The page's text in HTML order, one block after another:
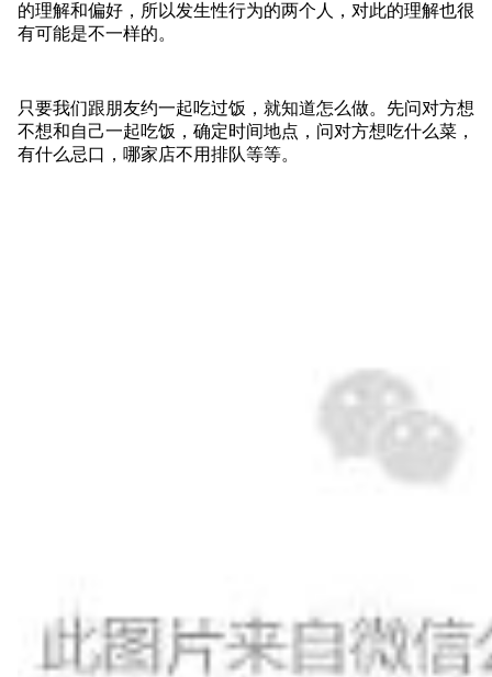
的理解和偏好，所以发生性行为的两个人，对此的理解也很
有可能是不一样的。
只要我们跟朋友约一起吃过饭，就知道怎么做。先问对方想
不想和自己一起吃饭，确定时间地点，问对方想吃什么菜，
有什么忌口，哪家店不用排队等等。